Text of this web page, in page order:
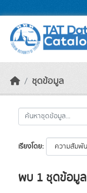
ชุดข้อมูล
เรียงโดย
พบ 1 ชุดข้อมูล